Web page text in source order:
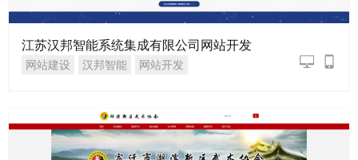
江苏汉邦智能系统集成有限公司网站开发
网站建设 汉邦智能 网站开发